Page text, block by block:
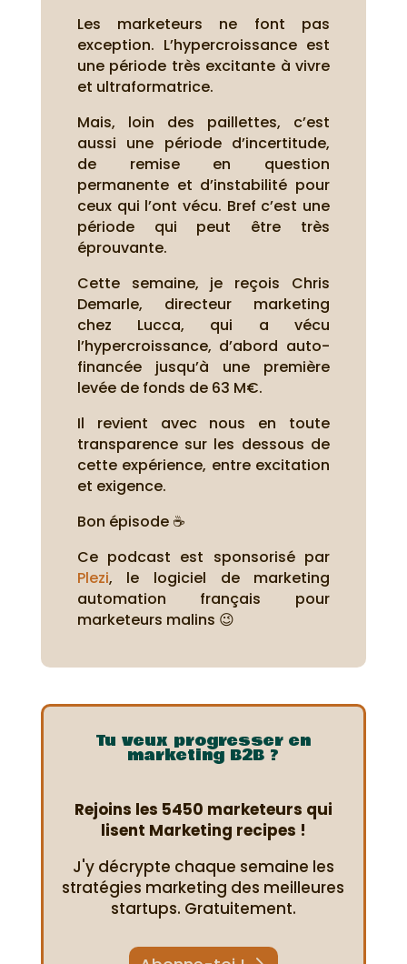
Les marketeurs ne font pas
exception. L’hypercroissance est
une période très excitante à vivre
et ultraformatrice.
Mais, loin des paillettes, c’est
aussi une période d’incertitude,
de remise en question
permanente et d’instabilité pour
ceux qui l’ont vécu. Bref c’est une
période qui peut être très
éprouvante.
Cette semaine, je reçois Chris
Demarle, directeur marketing
chez Lucca, qui a vécu
l’hypercroissance, d’abord auto-
financée jusqu’à une première
levée de fonds de 63 M€.
Il revient avec nous en toute
transparence sur les dessous de
cette expérience, entre excitation
et exigence.
Bon épisode ☕
Ce podcast est sponsorisé par
Plezi, le logiciel de marketing
automation français pour
marketeurs malins 😉
Tu veux progresser en
marketing B2B ?
Rejoins les 5450 marketeurs qui
lisent Marketing recipes !
J'y décrypte chaque semaine les
stratégies marketing des meilleures
startups. Gratuitement.